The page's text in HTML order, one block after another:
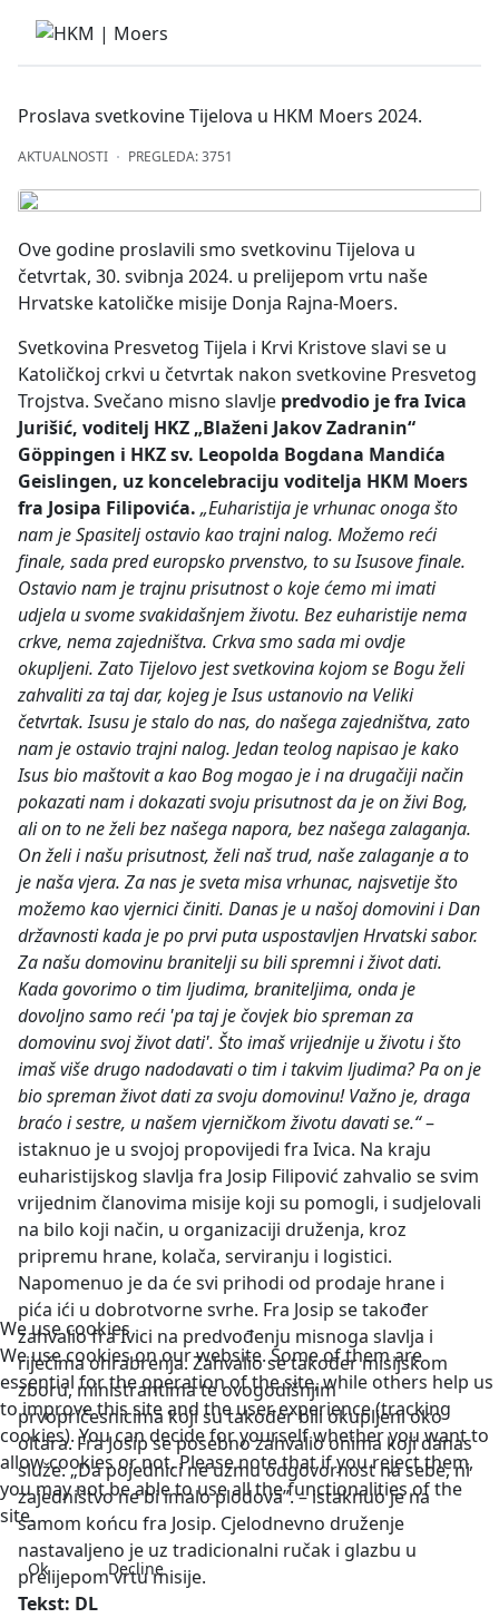
Proslava svetkovine Tijelova u HKM Moers 2024.
AKTUALNOSTI PREGLEDA: 3751
Ove godine proslavili smo svetkovinu Tijelova u
četvrtak, 30. svibnja 2024. u prelijepom vrtu naše
Hrvatske katoličke misije Donja Rajna-Moers.
Svetkovina Presvetog Tijela i Krvi Kristove slavi se u
Katoličkoj crkvi u četvrtak nakon svetkovine Presvetog
Trojstva. Svečano misno slavlje predvodio je fra Ivica
Jurišić, voditelj HKZ „Blaženi Jakov Zadranin“
Göppingen i HKZ sv. Leopolda Bogdana Mandića
Geislingen, uz koncelebraciju voditelja HKM Moers
fra Josipa Filipovića.„Euharistija je vrhunac onoga što
nam je Spasitelj ostavio kao trajni nalog. Možemo reći
finale, sada pred europsko prvenstvo, to su Isusove finale.
Ostavio nam je trajnu prisutnost o koje ćemo mi imati
udjela u svome svakidašnjem životu. Bez euharistije nema
crkve, nema zajedništva. Crkva smo sada mi ovdje
okupljeni. Zato Tijelovo jest svetkovina kojom se Bogu želi
zahvaliti za taj dar, kojeg je Isus ustanovio na Veliki
četvrtak. Isusu je stalo do nas, do našega zajedništva, zato
nam je ostavio trajni nalog. Jedan teolog napisao je kako
Isus bio maštovit a kao Bog mogao je i na drugačiji način
pokazati nam i dokazati svoju prisutnost da je on živi Bog,
ali on to ne želi bez našega napora, bez našega zalaganja.
On želi i našu prisutnost, želi naš trud, naše zalaganje a to
je naša vjera. Za nas je sveta misa vrhunac, najsvetije što
možemo kao vjernici činiti. Danas je u našoj domovini i Dan
državnosti kada je po prvi puta uspostavljen Hrvatski sabor.
Za našu domovinu branitelji su bili spremni i život dati.
Kada govorimo o tim ljudima, braniteljima, onda je
dovoljno samo reći 'pa taj je čovjek bio spreman za
domovinu svoj život dati'. Što imaš vrijednije u životu i što
imaš više drugo nadodavati o tim i takvim ljudima? Pa on je
bio spreman život dati za svoju domovinu! Važno je, draga
braćo i sestre, u našem vjerničkom životu davati se.“–
istaknuo je u svojoj propovijedi fra Ivica. Na kraju
euharistijskog slavlja fra Josip Filipović zahvalio se svim
vrijednim članovima misije koji su pomogli, i sudjelovali
na bilo koji način, u organizaciji druženja, kroz
pripremu hrane, kolača, serviranju i logistici.
Napomenuo je da će svi prihodi od prodaje hrane i
pića ići u dobrotvorne svrhe. Fra Josip se također
zahvalio fra Ivici na predvođenju misnoga slavlja i
riječima ohrabrenja. Zahvalio se također misijskom
zboru, ministrantima te ovogodišnjim
prvopričesnicima koji su također bili okupljeni oko
oltara. Fra Josip se posebno zahvalio onima koji danas
služe. „Da pojednici ne uzmu odgovornost na sebe, ni
zajedništvo ne bi imalo plodova”. – istaknuo je na
samom końcu fra Josip. Cjelodnevno druženje
nastavaljeno je uz tradicionalni ručak i glazbu u
prelijepom vrtu misije.
Tekst: DL
We use cookies
We use cookies on our website. Some of them are
essential for the operation of the site, while others help us
to improve this site and the user experience (tracking
cookies). You can decide for yourself whether you want to
allow cookies or not. Please note that if you reject them,
you may not be able to use all the functionalities of the
site.
Ok Decline